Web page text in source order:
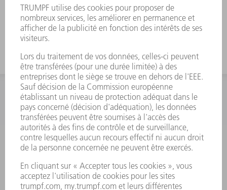
l'outil avec une grande hauteur de
travail
INFORMATION
Foire aux questions
Termes et conditions
CONTACT
Outillages
01 48 17 37 73
Lun - Jeu 08:00h - 16:30h
Ven 08:00h - 12:30h